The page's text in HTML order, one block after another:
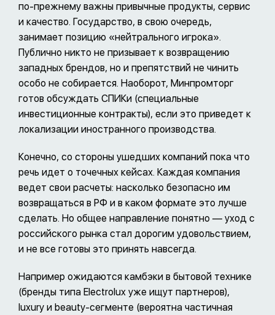
по-прежнему важны привычные продукты, сервис
и качество. Государство, в свою очередь,
занимает позицию «нейтрального игрока».
Публично никто не призывает к возвращению
западных брендов, но и препятствий не чинить
особо не собирается. Наоборот, Минпромторг
готов обсуждать СПИКи (специальные
инвестиционные контракты), если это приведет к
локализации иностранного производства.
Конечно, со стороны ушедших компаний пока что
речь идет о точечных кейсах. Каждая компания
ведет свои расчеты: насколько безопасно им
возвращаться в РФ и в каком формате это лучше
сделать. Но общее направление понятно — уход с
российского рынка стал дорогим удовольствием,
и не все готовы это принять навсегда.
Например ожидаются камбэки в бытовой технике
(бренды типа Electrolux уже ищут партнеров),
luxury и beauty-сегменте (вероятна частичная